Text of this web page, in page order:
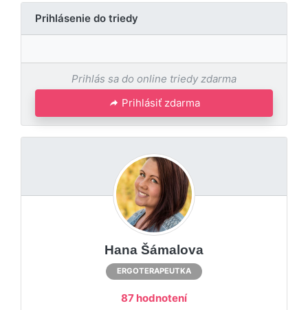
Prihlásenie do triedy
Prihlás sa do online triedy zdarma
Prihlásiť zdarma
Hana Šámalova
ERGOTERAPEUTKA
87 hodnotení